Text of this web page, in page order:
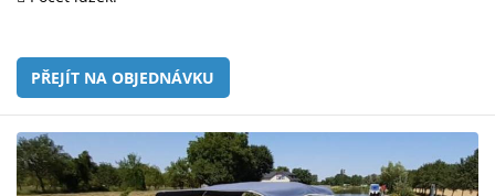
PŘEJÍT NA OBJEDNÁVKU